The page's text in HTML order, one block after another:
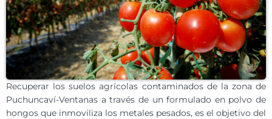
Recuperar los suelos agrícolas contaminados de la zona de
Puchuncaví-Ventanas a través de un formulado en polvo de
hongos que inmoviliza los metales pesados, es el objetivo del